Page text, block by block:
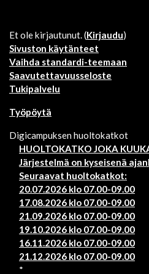
Et ole kirjautunut. (Kirjaudu)
Sivuston käytänteet
Vaihda standardi-teemaan
Saavutettavuusseloste
Tukipalvelu
Työpöytä
Digicampuksen huoltokatkot
HUOLTOKATKO JOKA
Järjestelmä on kyseisenä
Seuraavat huoltokatkot:
20.07.2026 klo 07.00-09.00
17.08.2026 klo 07.00-09.00
21.09.2026 klo 07.00-09.00
19.10.2026 klo 07.00-09.00
16.11.2026 klo 07.00-09.00
21.12.2026 klo 07.00-09.00
*